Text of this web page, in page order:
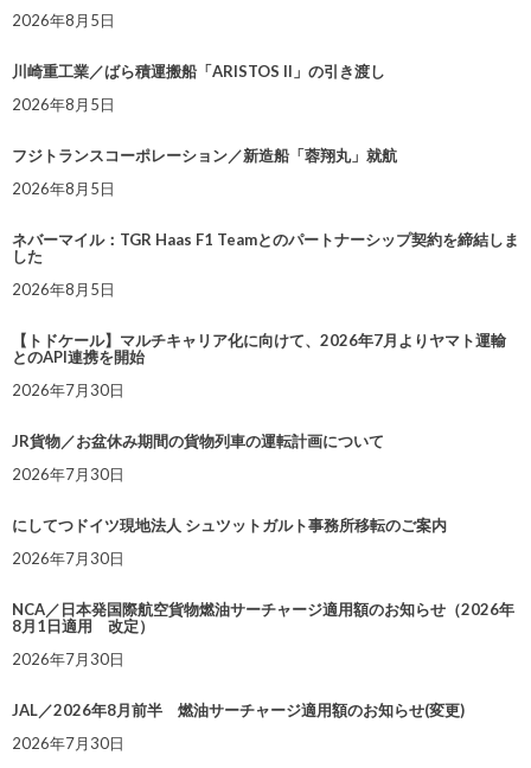
2026年8月5日
川崎重工業／ばら積運搬船「ARISTOS II」の引き渡し
2026年8月5日
フジトランスコーポレーション／新造船「蓉翔丸」就航
2026年8月5日
ネバーマイル：TGR Haas F1 Teamとのパートナーシップ契約を締結しま
した
2026年8月5日
【トドケール】マルチキャリア化に向けて、2026年7月よりヤマト運輸
とのAPI連携を開始
2026年7月30日
JR貨物／お盆休み期間の貨物列車の運転計画について
2026年7月30日
にしてつドイツ現地法人 シュツットガルト事務所移転のご案内
2026年7月30日
NCA／日本発国際航空貨物燃油サーチャージ適用額のお知らせ（2026年
8月1日適用 改定）
2026年7月30日
JAL／2026年8月前半 燃油サーチャージ適用額のお知らせ(変更)
2026年7月30日